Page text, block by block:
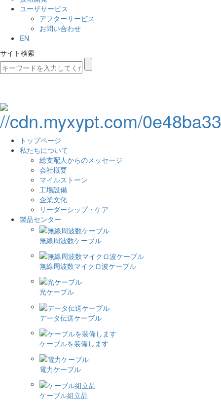
ユーザサービス
アフターサービス
お問い合わせ
EN
サイト検索
トップページ
私たちについて
総支配人からのメッセージ
会社概要
マイルストーン
工場設備
企業文化
リーダーシップ・ケア
製品センター
無線周波数ケーブル
無線周波数マイクロ波ケーブル
光ケーブル
データ伝送ケーブル
ケーブルを装備します
電力ケーブル
ケーブル組立品